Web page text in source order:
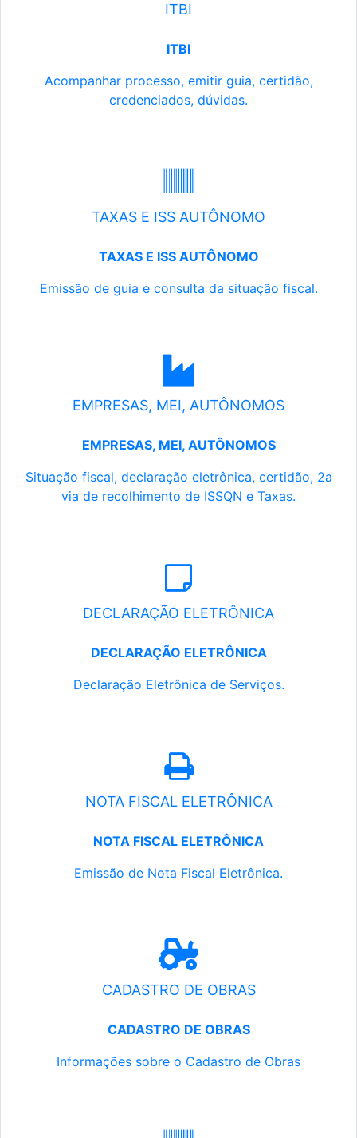
ITBI
ITBI
Acompanhar processo, emitir guia, certidão,
credenciados, dúvidas.
TAXAS E ISS AUTÔNOMO
TAXAS E ISS AUTÔNOMO
Emissão de guia e consulta da situação fiscal.
EMPRESAS, MEI, AUTÔNOMOS
EMPRESAS, MEI, AUTÔNOMOS
Situação fiscal, declaração eletrônica, certidão, 2a
via de recolhimento de ISSQN e Taxas.
DECLARAÇÃO ELETRÔNICA
DECLARAÇÃO ELETRÔNICA
Declaração Eletrônica de Serviços.
NOTA FISCAL ELETRÔNICA
NOTA FISCAL ELETRÔNICA
Emissão de Nota Fiscal Eletrônica.
CADASTRO DE OBRAS
CADASTRO DE OBRAS
Informações sobre o Cadastro de Obras